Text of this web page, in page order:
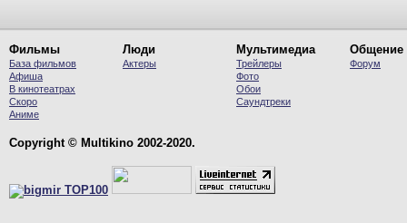
Фильмы
База фильмов
Афиша
В кинотеатрах
Скоро
Аниме
Люди
Актеры
Мультимедиа
Трейлеры
Фото
Обои
Саундтреки
Общение
Форум
Copyright © Multikino 2002-2020.